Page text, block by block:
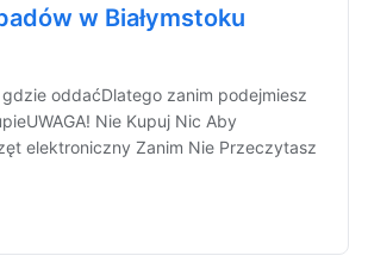
w Białymstoku
oddaćDlatego zanim podejmiesz
Nie Kupuj Nic Aby
elektroniczny Zanim Nie Przeczytasz